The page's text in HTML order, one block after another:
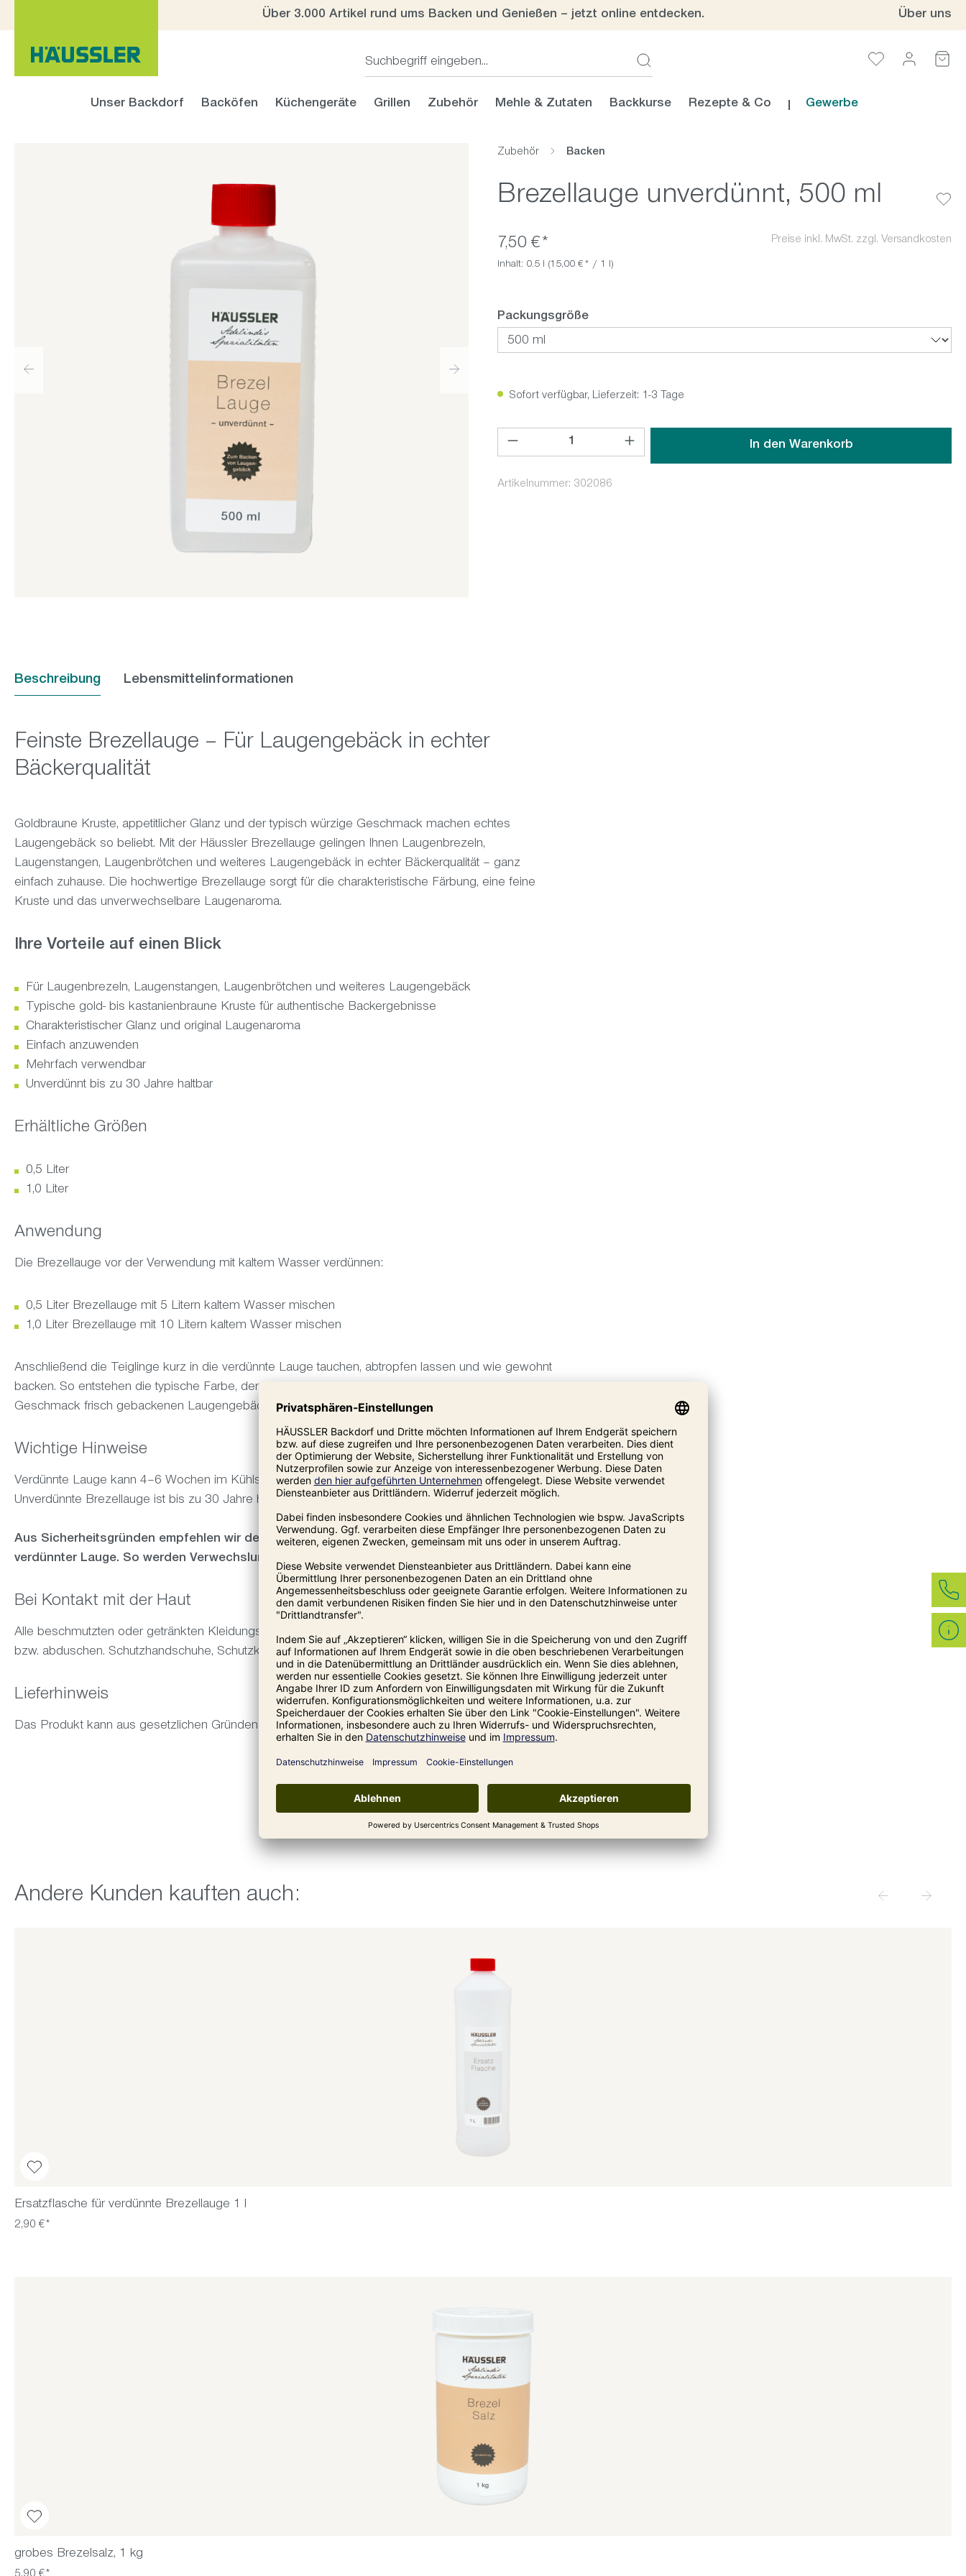
Über 3.000 Artikel rund ums Backen und Genießen – jetzt online entdecken. Über uns
Unser Backdorf Backöfen Küchengeräte Grillen Zubehör Mehle & Zutaten Backkurse Rezepte & Co Gewerbe
Zubehör Backen
Brezellauge unverdünnt, 500 ml
7,50 €*
Inhalt: 0.5 l (15,00 €* / 1 l)
Preise inkl. MwSt. zzgl. Versandkosten
Packungsgrößeauswählen
Sofort verfügbar, Lieferzeit: 1-3 Tage
Produkt Anzahl: Gib den gewünschten Wert ein oder benutze die Schaltflächen um die
In den Warenkorb
Artikelnummer: 302086
Beschreibung Lebensmittelinformationen
Feinste Brezellauge – Für Laugengebäck in echter
Bäckerqualität
Goldbraune Kruste, appetitlicher Glanz und der typisch würzige Geschmack machen echtes
Laugengebäck so beliebt. Mit der Häussler Brezellauge gelingen Ihnen Laugenbrezeln,
Laugenstangen, Laugenbrötchen und weiteres Laugengebäck in echter Bäckerqualität – ganz
einfach zuhause. Die hochwertige Brezellauge sorgt für die charakteristische Färbung, eine feine
Kruste und das unverwechselbare Laugenaroma.
Ihre Vorteile auf einen Blick
Für Laugenbrezeln, Laugenstangen, Laugenbrötchen und weiteres Laugengebäck
Typische gold- bis kastanienbraune Kruste für authentische Backergebnisse
Charakteristischer Glanz und original Laugenaroma
Einfach anzuwenden
Mehrfach verwendbar
Unverdünnt bis zu 30 Jahre haltbar
Erhältliche Größen
0,5 Liter
1,0 Liter
Anwendung
Die Brezellauge vor der Verwendung mit kaltem Wasser verdünnen:
0,5 Liter Brezellauge mit 5 Litern kaltem Wasser mischen
1,0 Liter Brezellauge mit 10 Litern kaltem Wasser mischen
Anschließend die Teiglinge kurz in die verdünnte Lauge tauchen, abtropfen lassen und wie gewohnt
backen. So entstehen die typische Farbe, der charakteristische Glanz und der unverwechselbare
Geschmack frisch gebackenen Laugengebäcks.
Wichtige Hinweise
Verdünnte Lauge kann 4–6 Wochen im Kühlschrank aufbewahrt und mehrfach verwendet werden.
Unverdünnte Brezellauge ist bis zu 30 Jahre haltbar.
Aus Sicherheitsgründen empfehlen wir den Kauf der Ersatzflasche zur Aufbewahrung von
verdünnter Lauge. So werden Verwechslungen vermieden.
Bei Kontakt mit der Haut
Alle beschmutzten oder getränkten Kleidungsstücke sofort ausziehen. Haut mit Wasser abwaschen
bzw. abduschen. Schutzhandschuhe, Schutzkleidung sowie Augen- und Gesichtsschutz tragen.
Lieferhinweis
Das Produkt kann aus gesetzlichen Gründen nicht in die Schweiz geliefert werden.
Produktgalerie überspringen
Andere Kunden kauften auch:
Ersatzflasche für verdünnte Brezellauge 1 l
2,90 €*
grobes Brezelsalz, 1 kg